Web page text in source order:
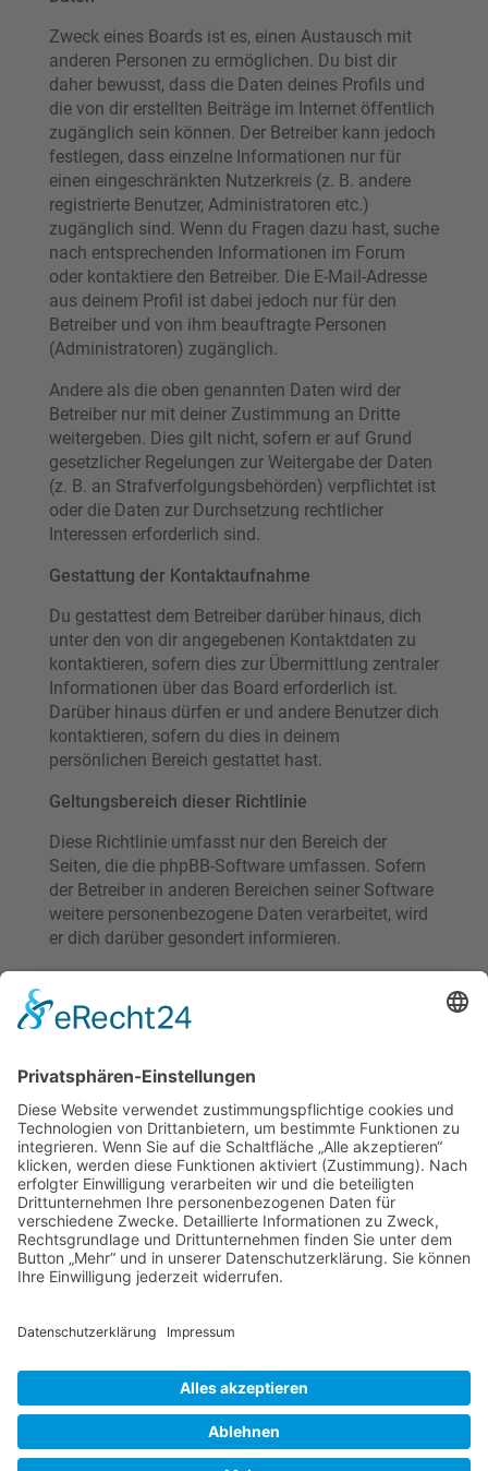
Zweck eines Boards ist es, einen Austausch mit
anderen Personen zu ermöglichen. Du bist dir
daher bewusst, dass die Daten deines Profils und
die von dir erstellten Beiträge im Internet öffentlich
zugänglich sein können. Der Betreiber kann jedoch
festlegen, dass einzelne Informationen nur für
einen eingeschränkten Nutzerkreis (z. B. andere
registrierte Benutzer, Administratoren etc.)
zugänglich sind. Wenn du Fragen dazu hast, suche
nach entsprechenden Informationen im Forum
oder kontaktiere den Betreiber. Die E-Mail-Adresse
aus deinem Profil ist dabei jedoch nur für den
Betreiber und von ihm beauftragte Personen
(Administratoren) zugänglich.
Andere als die oben genannten Daten wird der
Betreiber nur mit deiner Zustimmung an Dritte
weitergeben. Dies gilt nicht, sofern er auf Grund
gesetzlicher Regelungen zur Weitergabe der Daten
(z. B. an Strafverfolgungsbehörden) verpflichtet ist
oder die Daten zur Durchsetzung rechtlicher
Interessen erforderlich sind.
Gestattung der Kontaktaufnahme
Du gestattest dem Betreiber darüber hinaus, dich
unter den von dir angegebenen Kontaktdaten zu
kontaktieren, sofern dies zur Übermittlung zentraler
Informationen über das Board erforderlich ist.
Darüber hinaus dürfen er und andere Benutzer dich
kontaktieren, sofern du dies in deinem
persönlichen Bereich gestattet hast.
Geltungsbereich dieser Richtlinie
Diese Richtlinie umfasst nur den Bereich der
Seiten, die die phpBB-Software umfassen. Sofern
der Betreiber in anderen Bereichen seiner Software
weitere personenbezogene Daten verarbeitet, wird
er dich darüber gesondert informieren.
Der Betreiber erteilt dir auf Anfrage Auskunft,
Du kannst jederzeit die Löschung bzw. Sperrung
deiner Daten verlangen. Kontaktiere hierzu bitte
den Betreiber.
Foren-Übersicht Alle Zeiten sindUTC+02:00